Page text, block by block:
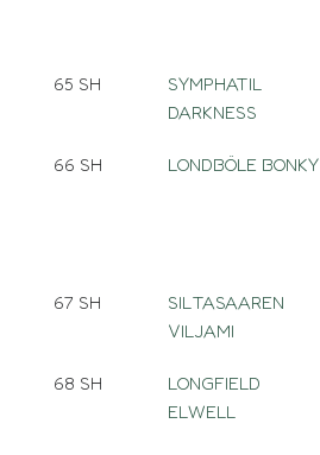
65 SH
SYMPHATIL
DARKNESS
66 SH LONDBÖLE BONKY
67 SH
SILTASAAREN
VILJAMI
68 SH
LONGFIELD
ELWELL